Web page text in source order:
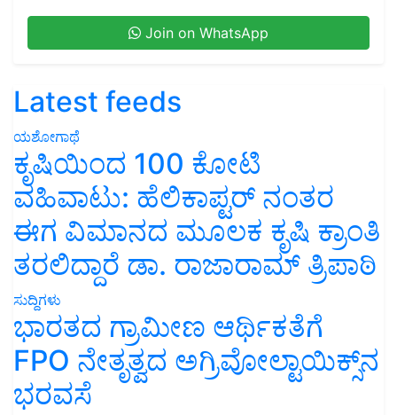
Join on WhatsApp
Latest feeds
ಯಶೋಗಾಥೆ
ಕೃಷಿಯಿಂದ 100 ಕೋಟಿ
ವಹಿವಾಟು: ಹೆಲಿಕಾಪ್ಟರ್ ನಂತರ
ಈಗ ವಿಮಾನದ ಮೂಲಕ ಕೃಷಿ ಕ್ರಾಂತಿ
ತರಲಿದ್ದಾರೆ ಡಾ. ರಾಜಾರಾಮ್ ತ್ರಿಪಾಠಿ
ಸುದ್ದಿಗಳು
ಭಾರತದ ಗ್ರಾಮೀಣ ಆರ್ಥಿಕತೆಗೆ
FPO ನೇತೃತ್ವದ ಅಗ್ರಿವೋಲ್ಟಾಯಿಕ್ಸ್‌ನ
ಭರವಸೆ